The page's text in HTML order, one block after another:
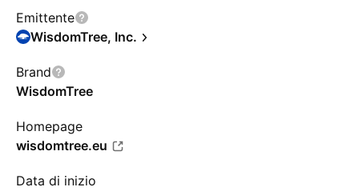
Emittente
WisdomTree, Inc.
Brand
WisdomTree
Homepage
wisdomtree.eu
Data di inizio